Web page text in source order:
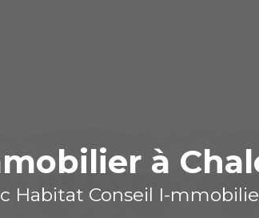
à
Habitat Conseil I-